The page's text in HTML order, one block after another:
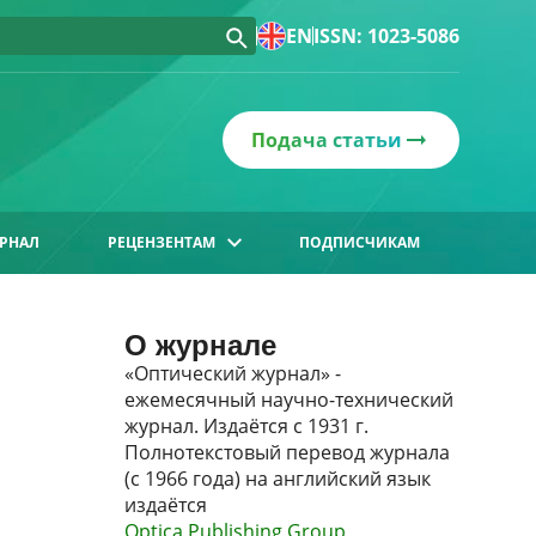
ENISSN: 1023-5086
Подача статьи
РЕЦЕНЗЕНТАМ ПОДПИСЧИКАМ
О журнале
«Оптический журнал» -
ежемесячный научно-технический
журнал. Издаётся с 1931 г.
Полнотекстовый перевод журнала
(с 1966 года) на английский язык
издаётся